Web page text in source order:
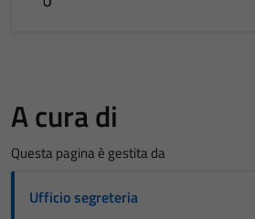
A cura di
Questa pagina è gestita da
Ufficio segreteria